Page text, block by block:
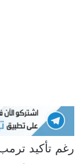
رغم تأكيد